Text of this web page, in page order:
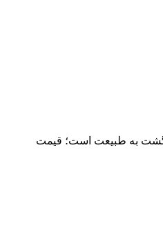
و بی‌روح هستند، نمد گوسفندی اصل کد ۱۰ نمادی از بازگشت به طبیعت است؛ قیمت